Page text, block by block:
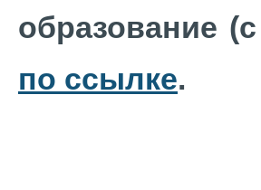
образование
по ссылке.